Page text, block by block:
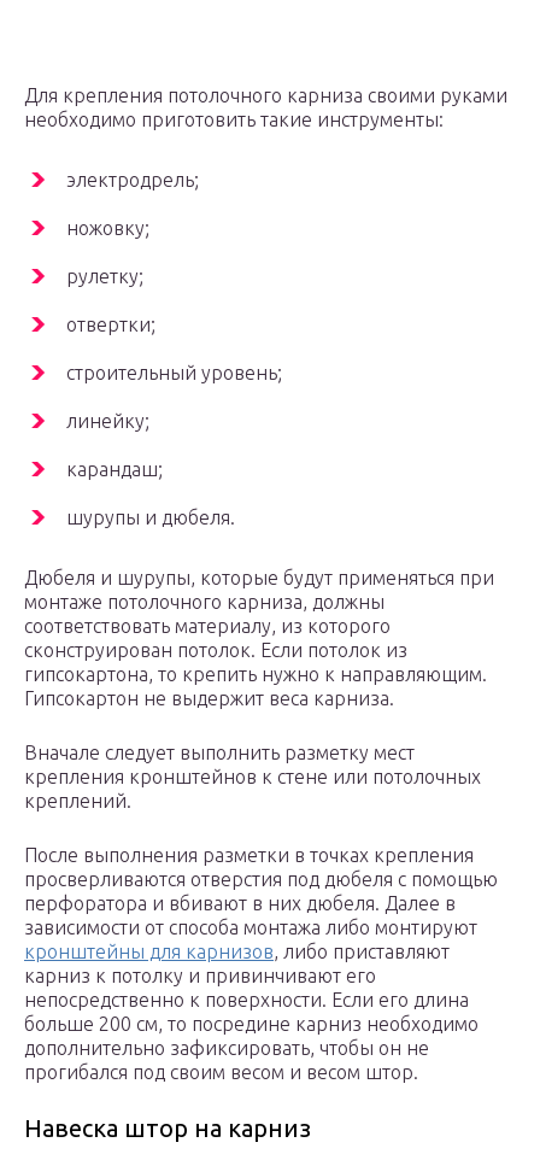
Для крепления потолочного карниза своими руками
необходимо приготовить такие инструменты:
электродрель;
ножовку;
рулетку;
отвертки;
строительный уровень;
линейку;
карандаш;
шурупы и дюбеля.
Дюбеля и шурупы, которые будут применяться при
монтаже потолочного карниза, должны
соответствовать материалу, из которого
сконструирован потолок. Если потолок из
гипсокартона, то крепить нужно к направляющим.
Гипсокартон не выдержит веса карниза.
Вначале следует выполнить разметку мест
крепления кронштейнов к стене или потолочных
креплений.
После выполнения разметки в точках крепления
просверливаются отверстия под дюбеля с помощью
перфоратора и вбивают в них дюбеля. Далее в
зависимости от способа монтажа либо монтируют
кронштейны для карнизов, либо приставляют
карниз к потолку и привинчивают его
непосредственно к поверхности. Если его длина
больше 200 см, то посредине карниз необходимо
дополнительно зафиксировать, чтобы он не
прогибался под своим весом и весом штор.
Навеска штор на карниз